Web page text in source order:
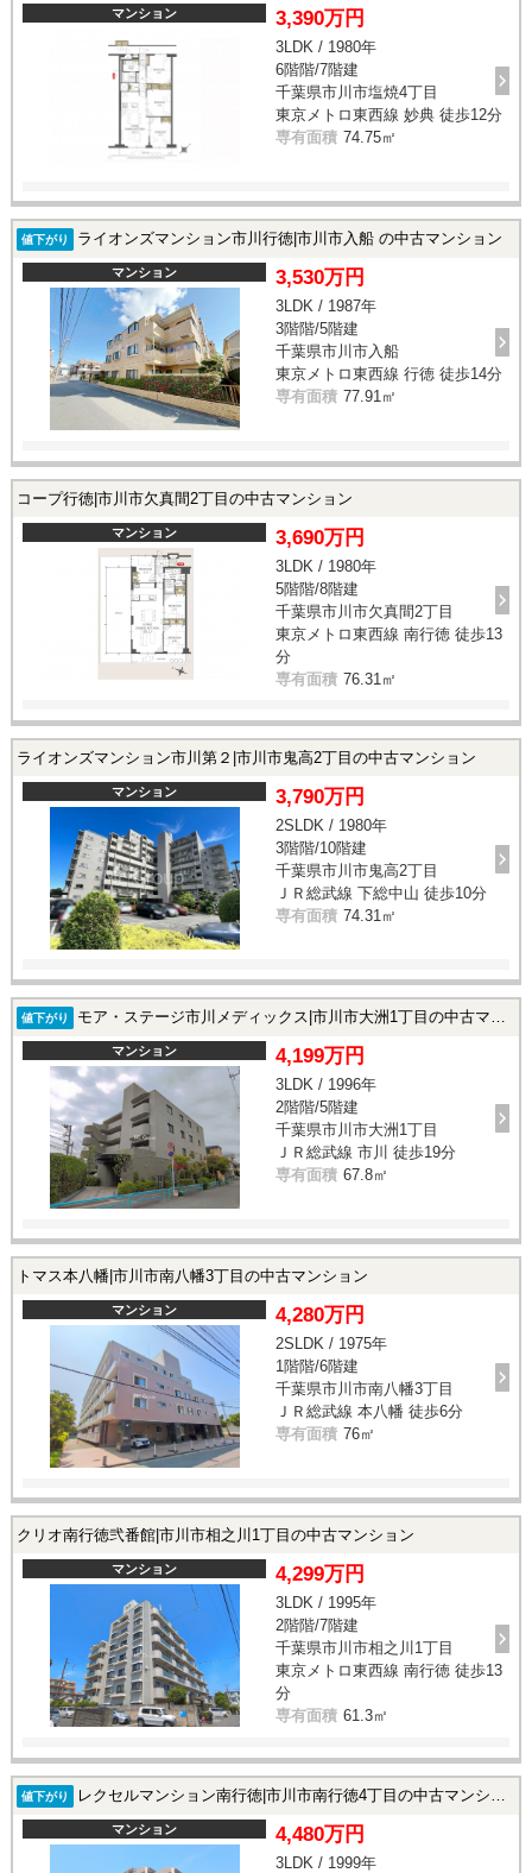
マンション 3,390万円
3LDK / 1980年
6階階/7階建
千葉県市川市塩焼4丁目
東京メトロ東西線 妙典 徒歩12分
専有面積 74.75㎡
値下がり ライオンズマンション市川行徳|市川市入船 の中古マンション
マンション 3,530万円
3LDK / 1987年
3階階/5階建
千葉県市川市入船
東京メトロ東西線 行徳 徒歩14分
専有面積 77.91㎡
コープ行徳|市川市欠真間2丁目の中古マンション
マンション 3,690万円
3LDK / 1980年
5階階/8階建
千葉県市川市欠真間2丁目
東京メトロ東西線 南行徳 徒歩13
分
専有面積 76.31㎡
ライオンズマンション市川第２|市川市鬼高2丁目の中古マンション
マンション 3,790万円
2SLDK / 1980年
3階階/10階建
千葉県市川市鬼高2丁目
ＪＲ総武線 下総中山 徒歩10分
専有面積 74.31㎡
値下がり モア・ステージ市川メディックス|市川市大洲1丁目の中古マンション
マンション 4,199万円
3LDK / 1996年
2階階/5階建
千葉県市川市大洲1丁目
ＪＲ総武線 市川 徒歩19分
専有面積 67.8㎡
トマス本八幡|市川市南八幡3丁目の中古マンション
マンション 4,280万円
2SLDK / 1975年
1階階/6階建
千葉県市川市南八幡3丁目
ＪＲ総武線 本八幡 徒歩6分
専有面積 76㎡
クリオ南行徳弐番館|市川市相之川1丁目の中古マンション
マンション 4,299万円
3LDK / 1995年
2階階/7階建
千葉県市川市相之川1丁目
東京メトロ東西線 南行徳 徒歩13
分
専有面積 61.3㎡
値下がり レクセルマンション南行徳|市川市南行徳4丁目の中古マンション
マンション 4,480万円
3LDK / 1999年